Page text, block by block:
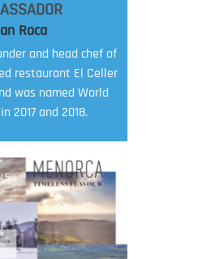
Roca
and head chef of
restaurant El Celler
was named World
2017 and 2018.